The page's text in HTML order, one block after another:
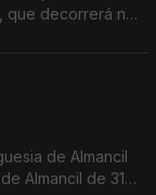
que decorrerá no
de Almancil
Almancil de 31